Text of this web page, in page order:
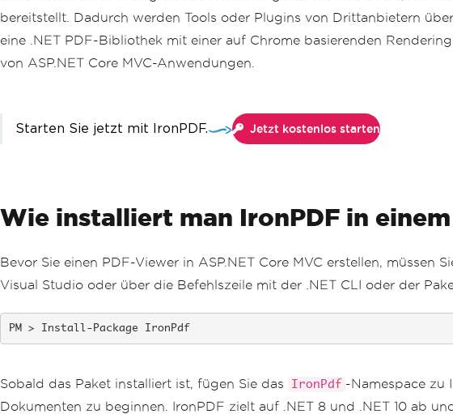
bereitstellt. Dadurch werden Tools oder Plugins von Drittanbietern
eine .NET PDF-Bibliothek mit einer auf Chrome basierenden
von ASP.NET Core MVC-Anwendungen.
Starten Sie jetzt mit IronPDF. Jetzt kostenlos starten
Wie installiert man IronPDF in
Bevor Sie einen PDF-Viewer in ASP.NET Core MVC erstellen,
Visual Studio oder über die Befehlszeile mit der .NET CLI oder der
Install-Package IronPdf
Sobald das Paket installiert ist, fügen Sie das IronPdf -Namespace zu
Dokumenten zu beginnen. IronPDF zielt auf .NET 8 und .NET 10 ab